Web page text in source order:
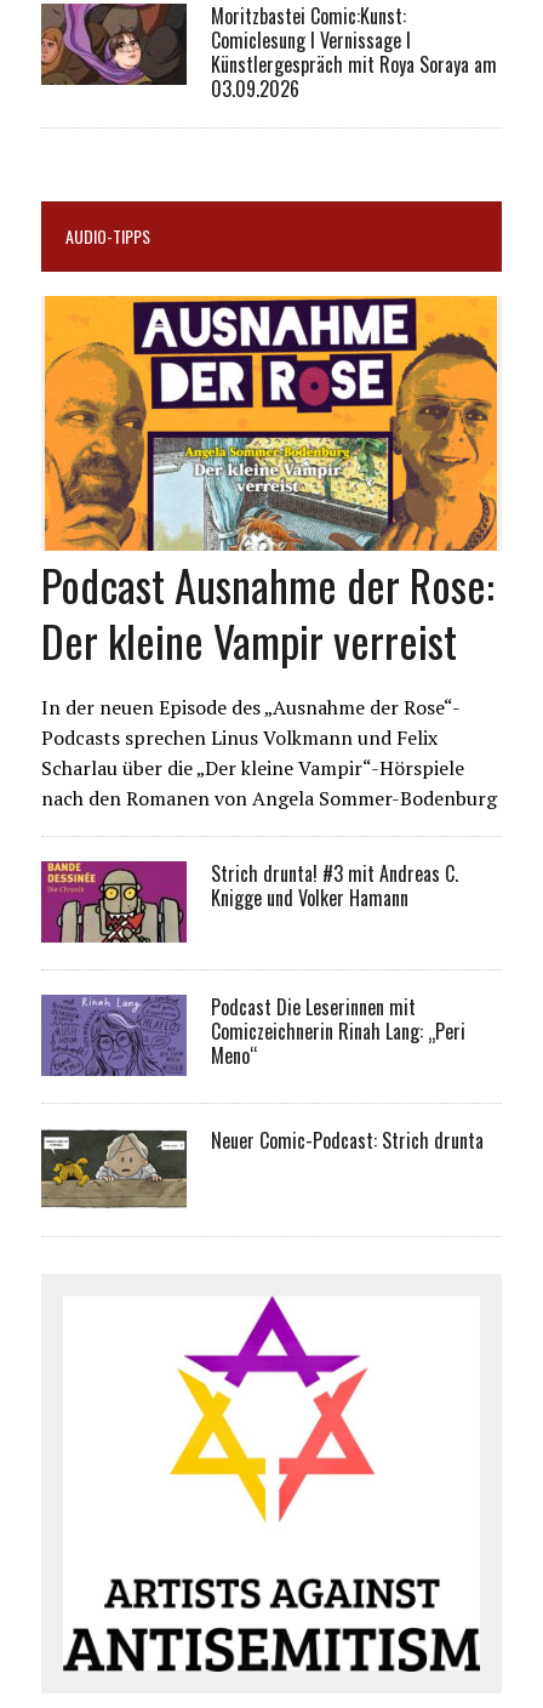
Moritzbastei Comic:Kunst:
Comiclesung I Vernissage I
Künstlergespräch mit Roya Soraya am
03.09.2026
AUDIO-TIPPS
Podcast Ausnahme der Rose:
Der kleine Vampir verreist
In der neuen Episode des „Ausnahme der Rose“-
Podcasts sprechen Linus Volkmann und Felix
Scharlau über die „Der kleine Vampir“-Hörspiele
nach den Romanen von Angela Sommer-Bodenburg
Strich drunta! #3 mit Andreas C.
Knigge und Volker Hamann
Podcast Die Leserinnen mit
Comiczeichnerin Rinah Lang: „Peri
Meno“
Neuer Comic-Podcast: Strich drunta